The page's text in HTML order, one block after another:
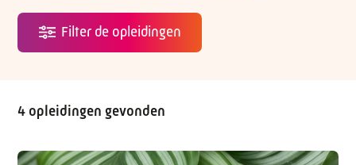
4 opleidingen gevonden